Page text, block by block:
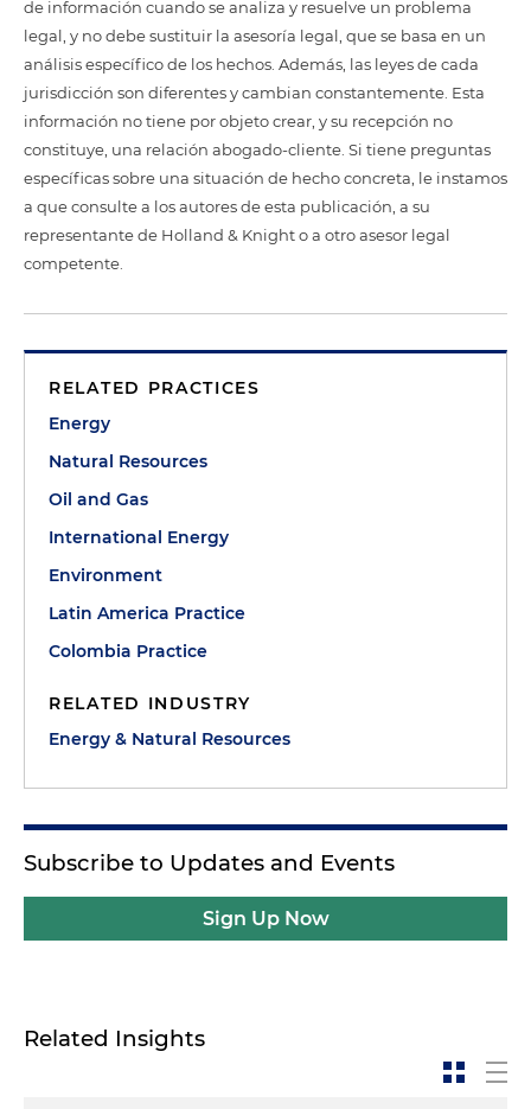
de información cuando se analiza y resuelve un problema
legal, y no debe sustituir la asesoría legal, que se basa en un
análisis específico de los hechos. Además, las leyes de cada
jurisdicción son diferentes y cambian constantemente. Esta
información no tiene por objeto crear, y su recepción no
constituye, una relación abogado-cliente. Si tiene preguntas
específicas sobre una situación de hecho concreta, le instamos
a que consulte a los autores de esta publicación, a su
representante de Holland & Knight o a otro asesor legal
competente.
RELATED PRACTICES
Energy
Natural Resources
Oil and Gas
International Energy
Environment
Latin America Practice
Colombia Practice
RELATED INDUSTRY
Energy & Natural Resources
Subscribe to Updates and Events
Sign Up Now
Related Insights